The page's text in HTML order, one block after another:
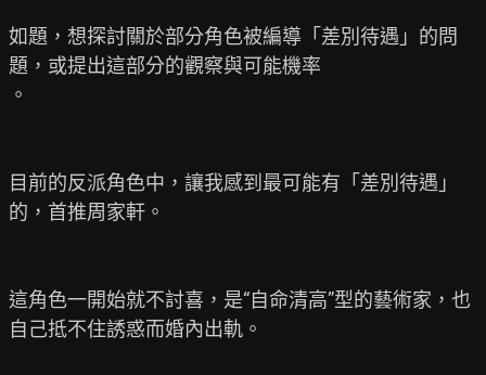
如題，想探討關於部分角色被編導「差別待遇」的問
題，或提出這部分的觀察與可能機率
。
目前的反派角色中，讓我感到最可能有「差別待遇」
的，首推周家軒。
這角色一開始就不討喜，是“自命清高”型的藝術家，也
自己抵不住誘惑而婚內出軌。